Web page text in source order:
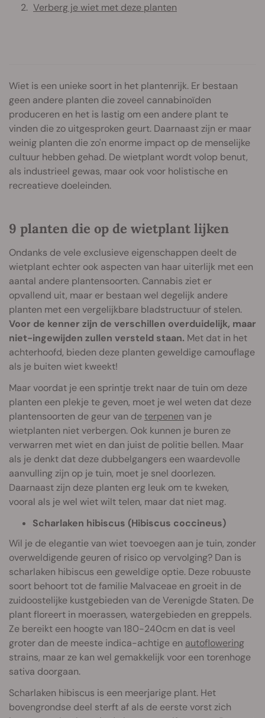
Verberg je wiet met deze planten
Wiet is een unieke soort in het plantenrijk. Er bestaan
geen andere planten die zoveel cannabinoïden
produceren en het is lastig om een andere plant te
vinden die zo uitgesproken geurt. Daarnaast zijn er maar
weinig planten die zo'n enorme impact op de menselijke
cultuur hebben gehad. De wietplant wordt volop benut,
als industrieel gewas, maar ook voor holistische en
recreatieve doeleinden.
9 planten die op de wietplant lijken
Ondanks de vele exclusieve eigenschappen deelt de
wietplant echter ook aspecten van haar uiterlijk met een
aantal andere plantensoorten. Cannabis ziet er
opvallend uit, maar er bestaan wel degelijk andere
planten met een vergelijkbare bladstructuur of stelen.
Voor de kenner zijn de verschillen overduidelijk, maar
niet-ingewijden zullen versteld staan. Met dat in het
achterhoofd, bieden deze planten geweldige camouflage
als je buiten wiet kweekt!
Maar voordat je een sprintje trekt naar de tuin om deze
planten een plekje te geven, moet je wel weten dat deze
plantensoorten de geur van deterpenen van je
wietplanten niet verbergen. Ook kunnen je buren ze
verwarren met wiet en dan juist de politie bellen. Maar
als je denkt dat deze dubbelgangers een waardevolle
aanvulling zijn op je tuin, moet je snel doorlezen.
Daarnaast zijn deze planten erg leuk om te kweken,
vooral als je wel wiet wilt telen, maar dat niet mag.
Scharlaken hibiscus (Hibiscus coccineus)
Wil je de elegantie van wiet toevoegen aan je tuin, zonder
overweldigende geuren of risico op vervolging? Dan is
scharlaken hibiscus een geweldige optie. Deze robuuste
soort behoort tot de familie Malvaceae en groeit in de
zuidoostelijke kustgebieden van de Verenigde Staten. De
plant floreert in moerassen, watergebieden en greppels.
Ze bereikt een hoogte van 180-240cm en dat is veel
groter dan de meeste indica-achtige en autoflowering
strains, maar ze kan wel gemakkelijk voor een torenhoge
sativa doorgaan.
Scharlaken hibiscus is een meerjarige plant. Het
bovengrondse deel sterft af als de eerste vorst zich